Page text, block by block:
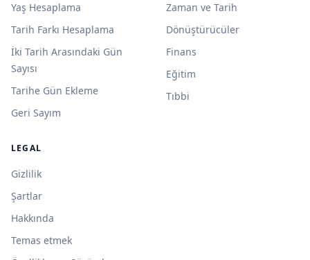
Yaş Hesaplama
Tarih Farkı Hesaplama
İki Tarih Arasındaki Gün
Sayısı
Tarihe Gün Ekleme
Geri Sayım
Zaman ve Tarih
Dönüştürücüler
Finans
Eğitim
Tıbbi
LEGAL
Gizlilik
Şartlar
Hakkında
Temas etmek